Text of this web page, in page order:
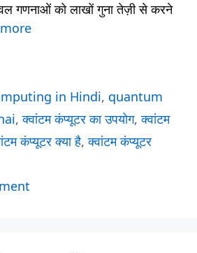
गणनाओं को लाखों गुना तेज़ी से करने
in Hindi, quantum
,क्वांटम कंप्यूटर का उपयोग,क्वांटम
कंप्यूटर क्या है,क्वांटम कंप्यूटर